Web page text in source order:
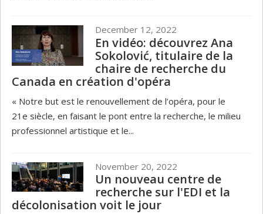
December 12, 2022
En vidéo: découvrez Ana
Sokolović, titulaire de la
chaire de recherche du
Canada en création d'opéra
« Notre but est le renouvellement de l’opéra, pour le
21e siècle, en faisant le pont entre la recherche, le milieu
professionnel artistique et le...
November 20, 2022
Un nouveau centre de
recherche sur l'EDI et la
décolonisation voit le jour